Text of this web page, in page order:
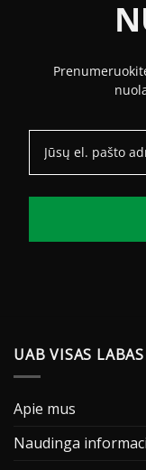
UAB VISAS LABAS
Apie mus
Naudinga